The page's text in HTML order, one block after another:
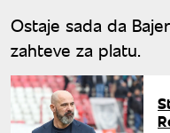
Ostaje sada da
zahteve za platu.